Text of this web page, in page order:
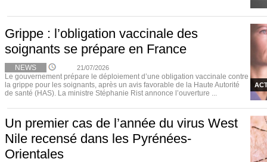
Grippe : l’obligation vaccinale des
soignants se prépare en France
NEWS 21/07/2026
Le gouvernement prépare le déploiement d’une obligation vaccinale contre
la grippe pour les soignants, après un avis favorable de la Haute Autorité
de santé (HAS). La ministre Stéphanie Rist annonce l’ouverture ...
Un premier cas de l’année du virus West
Nile recensé dans les Pyrénées-
Orientales